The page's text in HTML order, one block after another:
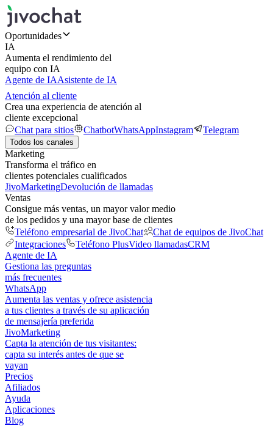
Oportunidades
IA
Aumenta el rendimiento del
equipo con IA
Agente de IAAsistente de IA
Atención al cliente
Crea una experiencia de atención al
cliente excepcional
Chat para sitios
ChatbotWhatsAppInstagram Telegram
Todos los canales
Marketing
Transforma el tráfico en
clientes potenciales cualificados
JivoMarketingDevolución de llamadas
Ventas
Consigue más ventas, un mayor valor medio
de los pedidos y una mayor base de clientes
Teléfono empresarial de JivoChat
Chat de equipos de JivoChat
Integraciones
Teléfono PlusVideo llamadasCRM
Agente de IA
Gestiona las preguntas
más frecuentes
WhatsApp
Aumenta las ventas y ofrece asistencia
a tus clientes a través de su aplicación
de mensajería preferida
JivoMarketing
Capta la atención de tus visitantes:
capta su interés antes de que se
vayan
Precios
Afiliados
Ayuda
Aplicaciones
Blog